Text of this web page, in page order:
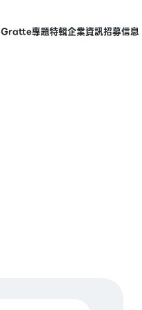
Gratte專題特輯企業資訊招募信息